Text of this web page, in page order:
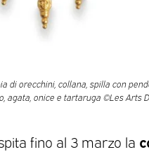
di orecchini, collana, spilla con
agata, onice e tartaruga ©Les Arts
fino al 3 marzo la